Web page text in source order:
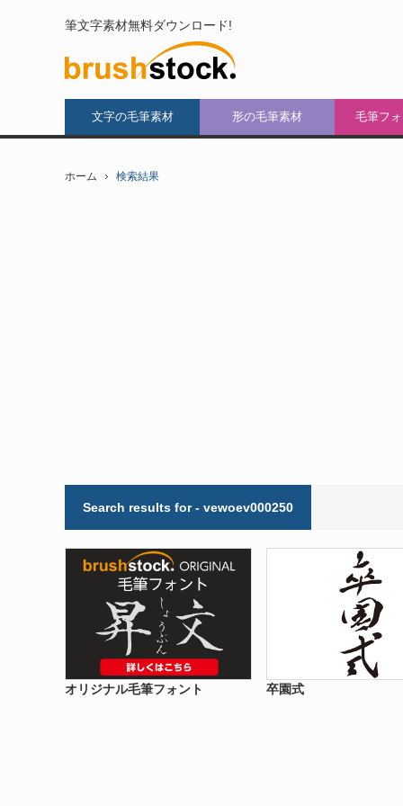
筆文字素材無料ダウンロード!
文字の毛筆素材 形の毛筆素材 毛筆フ
ホーム 検索結果
Search results for - vewoev000250
オリジナル毛筆フォント 卒園式